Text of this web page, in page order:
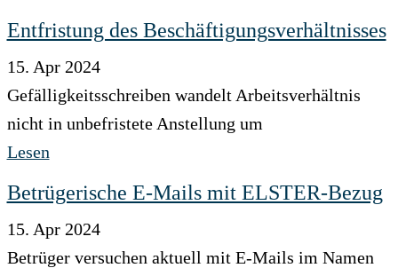
Entfristung des Beschäftigungsverhältnisses
15. Apr 2024
Gefälligkeitsschreiben wandelt Arbeitsverhältnis
nicht in unbefristete Anstellung um
Lesen
Betrügerische E-Mails mit ELSTER-Bezug
15. Apr 2024
Betrüger versuchen aktuell mit E-Mails im Namen